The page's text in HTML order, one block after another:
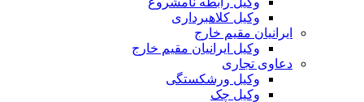
وکیل کلاهبرداری
ایرانیان مقیم خارج
وکیل ایرانیان مقیم خارج
دعاوی تجاری
وکیل ورشکستگی
وکیل چک